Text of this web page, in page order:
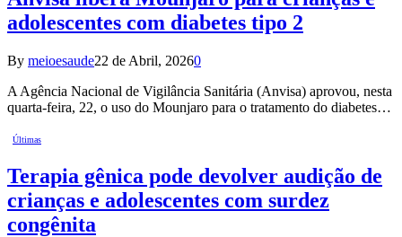
adolescentes com diabetes tipo 2
By meioesaude22 de Abril, 20260
A Agência Nacional de Vigilância Sanitária (Anvisa) aprovou, nesta
quarta-feira, 22, o uso do Mounjaro para o tratamento do diabetes…
Últimas
Terapia gênica pode devolver audição de
crianças e adolescentes com surdez
congênita